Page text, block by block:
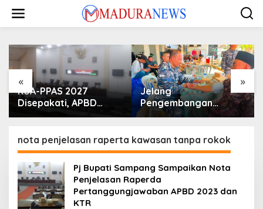
konten
« »
KUA-PPAS 2027
Disepakati, APBD
Sampang Defisit Rp
Jelang
Pengembangan
Lapangan Hidayah,
Madura II Perkuat
Sinergi dengan
Nelayan Sampang
nota penjelasan raperta kawasan tanpa rokok
Pj Bupati Sampang Sampaikan Nota
Penjelasan Raperda
Pertanggungjawaban APBD 2023 dan
KTR